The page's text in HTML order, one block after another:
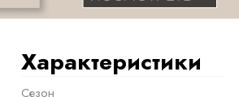
Характеристики
Сезон